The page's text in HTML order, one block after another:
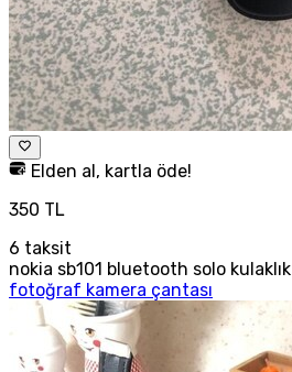
Elden al, kartla öde!
350 TL
6 taksit
nokia sb101 bluetooth solo kulaklık
fotoğraf kamera çantası